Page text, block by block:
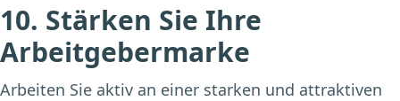
10. Stärken Sie Ihre
Arbeitgebermarke
Arbeiten Sie aktiv an einer starken und attraktiven